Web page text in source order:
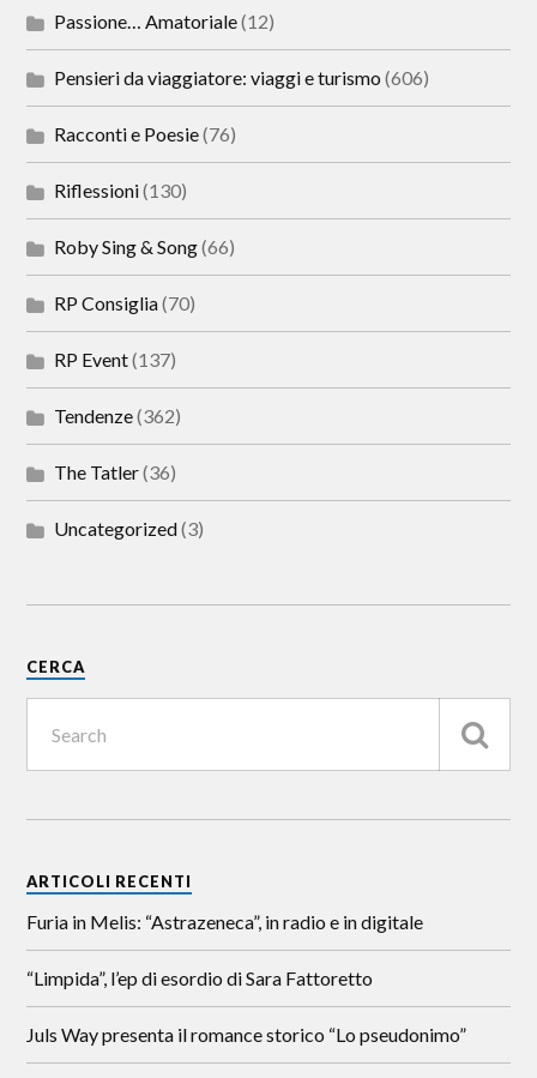
Passione… Amatoriale(12)
Pensieri da viaggiatore: viaggi e turismo (606)
Racconti e Poesie(76)
Riflessioni(130)
Roby Sing & Song(66)
RP Consiglia(70)
RP Event(137)
Tendenze(362)
The Tatler(36)
Uncategorized(3)
CERCA
ARTICOLI RECENTI
Furia in Melis: “Astrazeneca”, in radio e in digitale
“Limpida”, l’ep di esordio di Sara Fattoretto
Juls Way presenta il romance storico “Lo pseudonimo”